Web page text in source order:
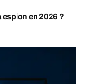
espion en 2026 ?